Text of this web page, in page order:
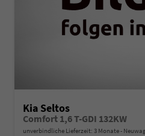
Kia Seltos
Comfort 1,6 T-GDI 132KW
unverbindliche Lieferzeit: 3 Monate